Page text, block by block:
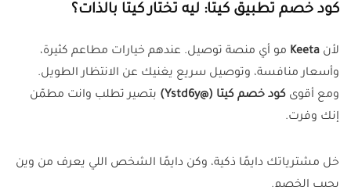
كود خصم تطبيق كيتا: ليه تختار كيتا بالذات؟
لأن Keeta مو أي منصة توصيل. عندهم خيارات مطاعم كثيرة،
وأسعار منافسة، وتوصيل سريع يغنيك عن الانتظار الطويل.
ومع أقوى كود خصم كيتا (@Ystd6y)
بتصير تطلب وانت مطمّن
إنك وفرت.
خل مشترياتك دايمًا ذكية، وكن دايمًا الشخص اللي يعرف من وين